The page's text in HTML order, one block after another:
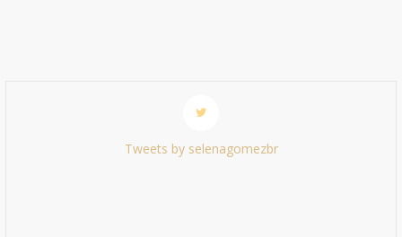
Tweets by selenagomezbr